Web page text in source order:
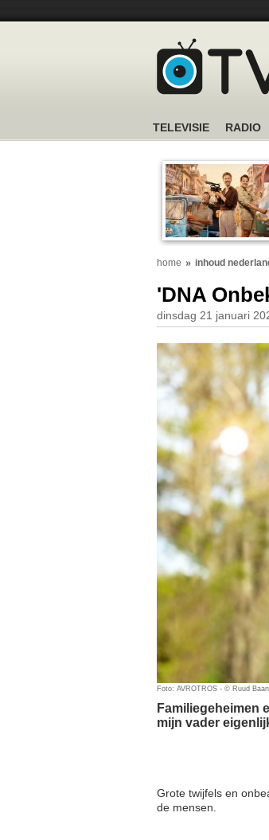
TELEVISIE RADIO
home inhoud
'DNA
dinsdag 21 januari
Foto: AVROTROS - © Ruud
Familiegeheimen
mijn vader
Grote twijfels en
de mensen.